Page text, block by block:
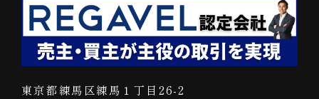
東京都練馬区練馬１丁目26-2